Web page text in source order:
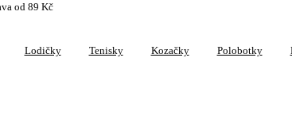
od 89 Kč
Lodičky Tenisky Kozačky Polobotky